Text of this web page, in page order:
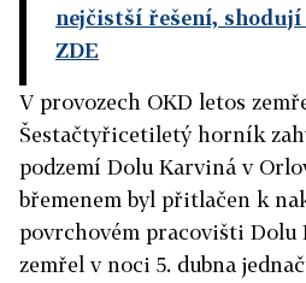
nejčistší řešení, shodují
ZDE
V provozech OKD letos
Šestačtyřicetiletý horník
podzemí Dolu Karviná v
břemenem byl přitlačen k
povrchovém pracovišti Dolu
zemřel v noci 5. dubna